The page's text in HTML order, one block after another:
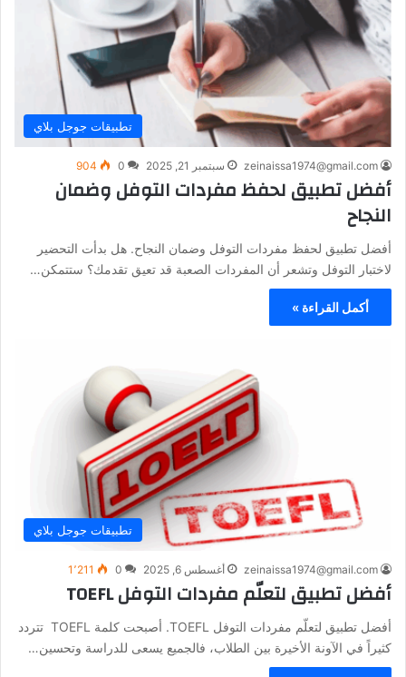
تطبيقات جوجل بلاي
zeinaissa1974@gmail.com سبتمبر 21, 2025 0
904
أفضل تطبيق لحفظ مفردات التوفل وضمان
النجاح
أفضل تطبيق لحفظ مفردات التوفل وضمان النجاح. هل بدأت التحضير
لاختبار التوفل وتشعر أن المفردات الصعبة قد تعيق تقدمك؟ ستتمكن…
أكمل القراءة »
تطبيقات جوجل بلاي
zeinaissa1974@gmail.com أغسطس 6, 2025 0 1٬211
أفضل تطبيق لتعلّم مفردات التوفل TOEFL
أفضل تطبيق لتعلّم مفردات التوفل TOEFL. أصبحت كلمة TOEFL تتردد
كثيراً في الآونة الأخيرة بين الطلاب، فالجميع يسعى للدراسة وتحسين…